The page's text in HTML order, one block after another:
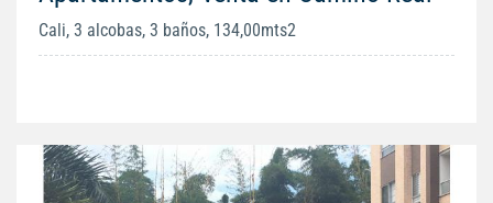
Cali, 3 alcobas, 3 baños, 134,00mts2